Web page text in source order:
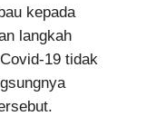
kepada
langkah
19 tidak